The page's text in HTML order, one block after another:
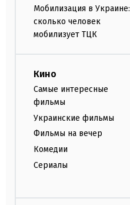
Мобилизация в Украине:
сколько человек
мобилизует ТЦК
Кино
Самые интересные
фильмы
Украинские фильмы
Фильмы на вечер
Комедии
Сериалы